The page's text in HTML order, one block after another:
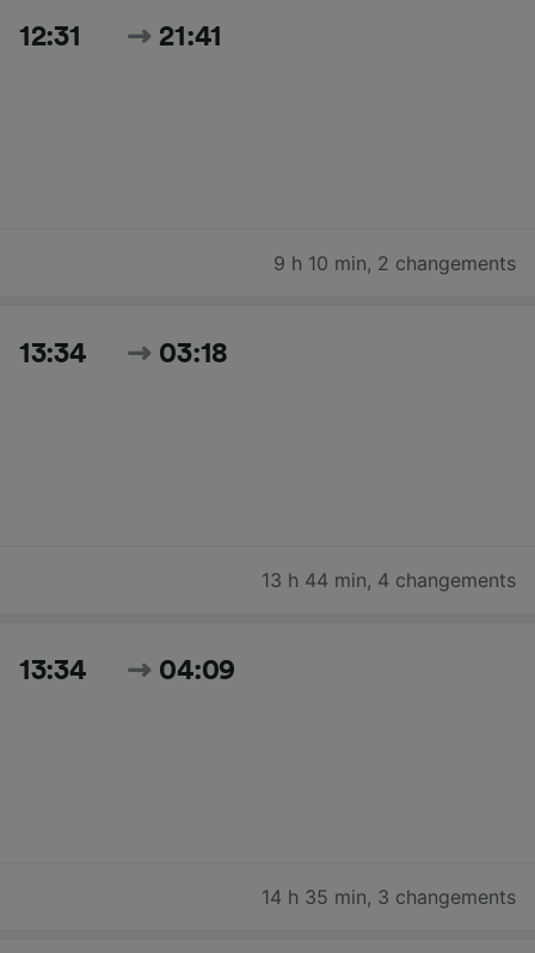
12:31 21:41
9 h 10 min, 2 changements
13:34 03:18
13 h 44 min, 4 changements
13:34 04:09
14 h 35 min, 3 changements